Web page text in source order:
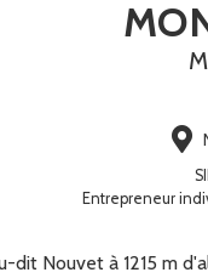
Entrepreneur
dit Nouvet à 1215 m